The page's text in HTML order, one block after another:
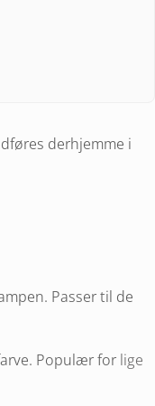
derhjemme i
Passer til de
Populær for lige